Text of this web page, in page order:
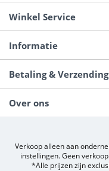
Winkel Service
Informatie
Betaling & Verzending
Over ons
Verkoop alleen aan
instellingen. Geen
*Alle prijzen zijn